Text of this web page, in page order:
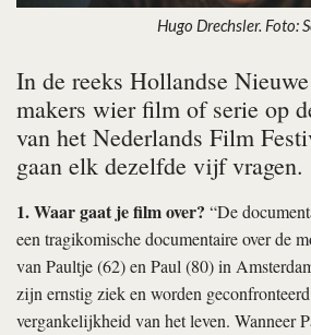
Hugo Drechsler. Foto:
In de reeks Hollandse
makers wier film of serie op
van het Nederlands Film
gaan elk dezelfde vijf vragen.
1. Waar gaat je film over? “De
een tragikomische documentaire over de
van Paultje (62) en Paul (80) in
zijn ernstig ziek en worden
vergankelijkheid van het leven. Wanneer